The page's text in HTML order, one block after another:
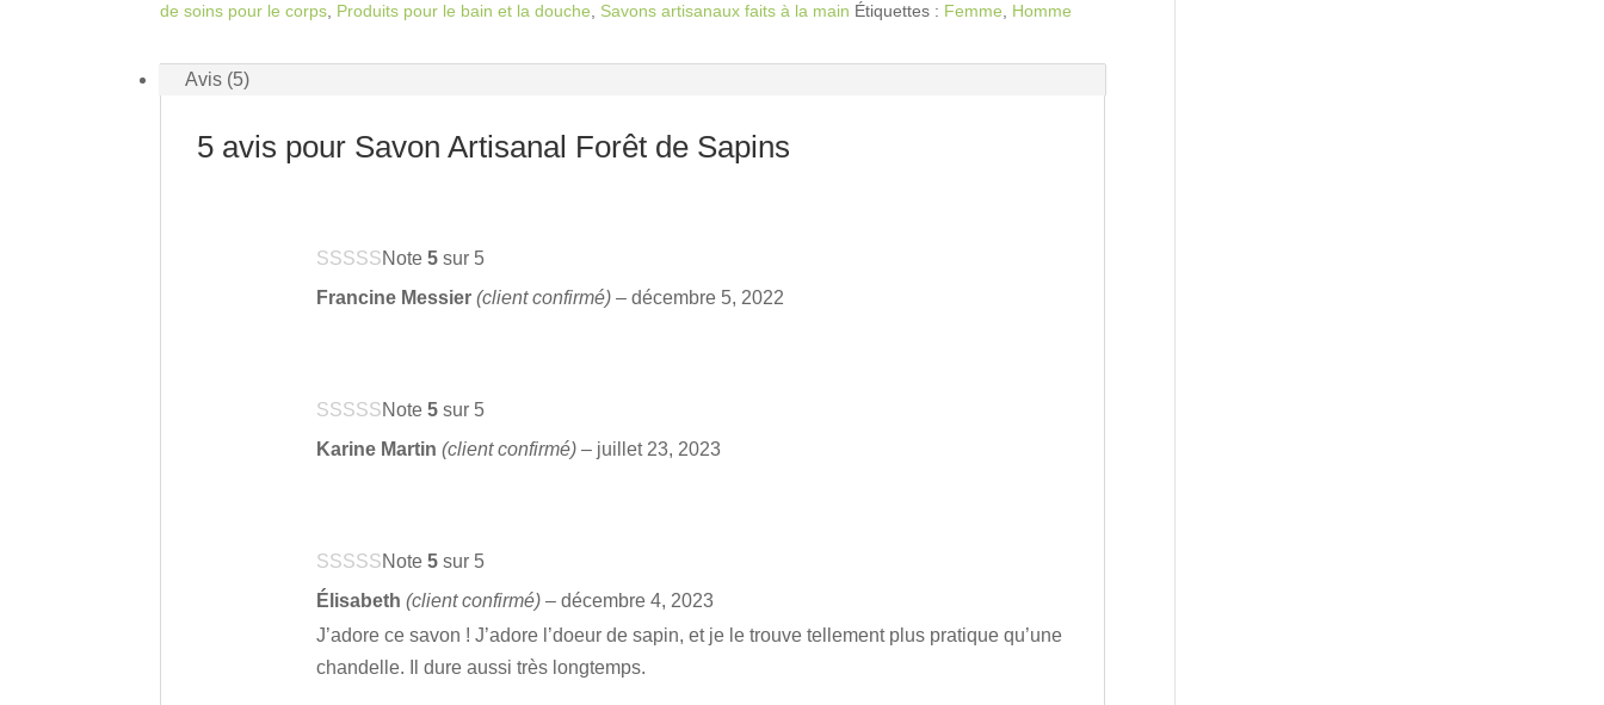
de soins pour le corps Produits pour le bain et la douche Savons artisanaux faits à la main Étiquettes : Femme Homme
Avis (5)
5 avis pour Savon Artisanal Forêt de Sapins
Note5 sur 5
Francine Messier(client confirmé) – décembre 5, 2022
Note5 sur 5
Karine Martin(client confirmé) – juillet 23, 2023
Note5 sur 5
Élisabeth(client confirmé) – décembre 4, 2023
J’adore ce savon ! J’adore l’doeur de sapin, et je le trouve tellement plus pratique qu’une
chandelle. Il dure aussi très longtemps.